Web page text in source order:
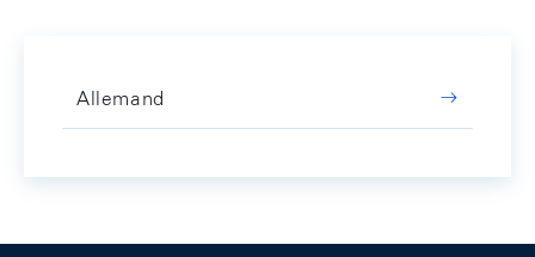
Allemand